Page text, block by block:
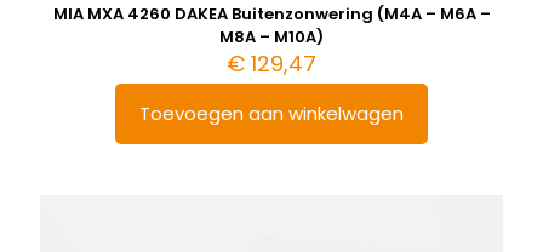
MIA MXA 4260 DAKEA Buitenzonwering (M4A – M6A –
M8A – M10A)
€ 129,47
Toevoegen aan winkelwagen